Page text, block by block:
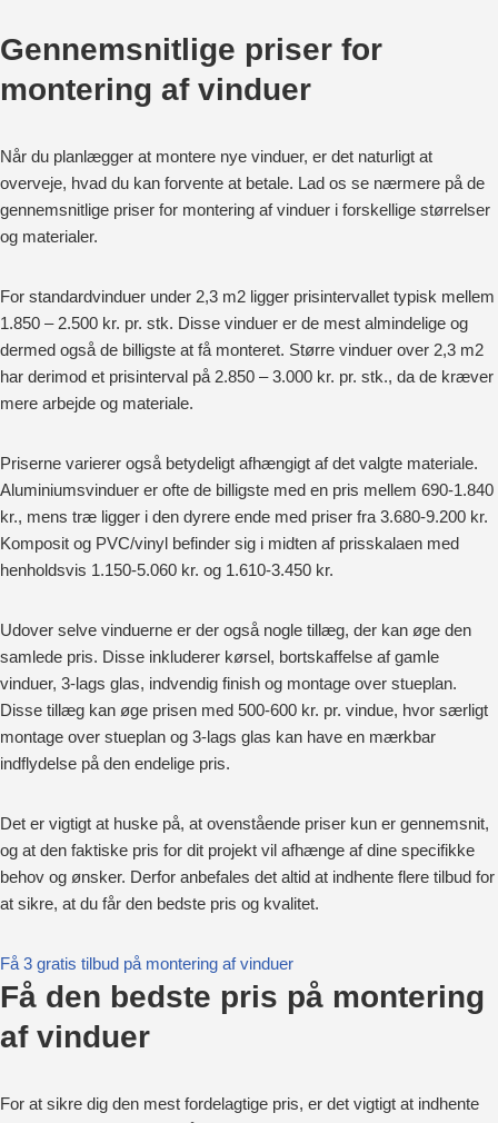
Gennemsnitlige priser for
montering af vinduer
Når du planlægger at montere nye vinduer, er det naturligt at
overveje, hvad du kan forvente at betale. Lad os se nærmere på de
gennemsnitlige priser for montering af vinduer i forskellige størrelser
og materialer.
For standardvinduer under 2,3 m2 ligger prisintervallet typisk mellem
1.850 – 2.500 kr. pr. stk. Disse vinduer er de mest almindelige og
dermed også de billigste at få monteret. Større vinduer over 2,3 m2
har derimod et prisinterval på 2.850 – 3.000 kr. pr. stk., da de kræver
mere arbejde og materiale.
Priserne varierer også betydeligt afhængigt af det valgte materiale.
Aluminiumsvinduer er ofte de billigste med en pris mellem 690-1.840
kr., mens træ ligger i den dyrere ende med priser fra 3.680-9.200 kr.
Komposit og PVC/vinyl befinder sig i midten af prisskalaen med
henholdsvis 1.150-5.060 kr. og 1.610-3.450 kr.
Udover selve vinduerne er der også nogle tillæg, der kan øge den
samlede pris. Disse inkluderer kørsel, bortskaffelse af gamle
vinduer, 3-lags glas, indvendig finish og montage over stueplan.
Disse tillæg kan øge prisen med 500-600 kr. pr. vindue, hvor særligt
montage over stueplan og 3-lags glas kan have en mærkbar
indflydelse på den endelige pris.
Det er vigtigt at huske på, at ovenstående priser kun er gennemsnit,
og at den faktiske pris for dit projekt vil afhænge af dine specifikke
behov og ønsker. Derfor anbefales det altid at indhente flere tilbud for
at sikre, at du får den bedste pris og kvalitet.
Få 3 gratis tilbud på montering af vinduer
Få den bedste pris på montering
af vinduer
For at sikre dig den mest fordelagtige pris, er det vigtigt at indhente